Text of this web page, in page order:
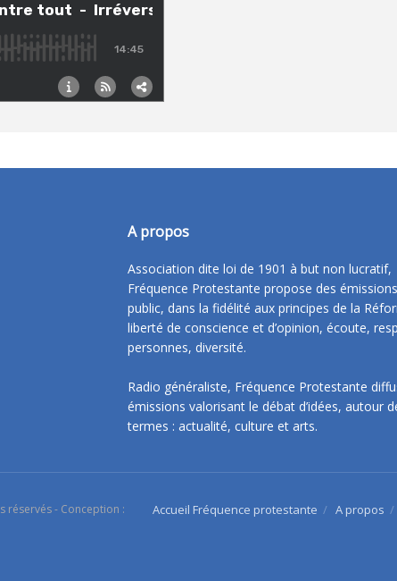
A propos
Association dite loi de 1901 à but non lucratif,
Fréquence Protestante propose des
public, dans la fidélité aux principes de la
liberté de conscience et d’opinion, écoute,
personnes, diversité.
Radio généraliste, Fréquence Protestante
émissions valorisant le débat d’idées, autour
termes : actualité, culture et arts.
Accueil Fréquence protestante A propos
réservés - Conception :